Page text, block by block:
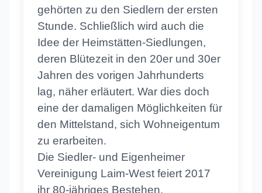
gehörten zu den Siedlern der ersten
Stunde. Schließlich wird auch die
Idee der Heimstätten-Siedlungen,
deren Blütezeit in den 20er und 30er
Jahren des vorigen Jahrhunderts
lag, näher erläutert. War dies doch
eine der damaligen Möglichkeiten für
den Mittelstand, sich Wohneigentum
zu erarbeiten.
Die Siedler- und Eigenheimer
Vereinigung Laim-West feiert 2017
ihr 80-jähriges Bestehen.